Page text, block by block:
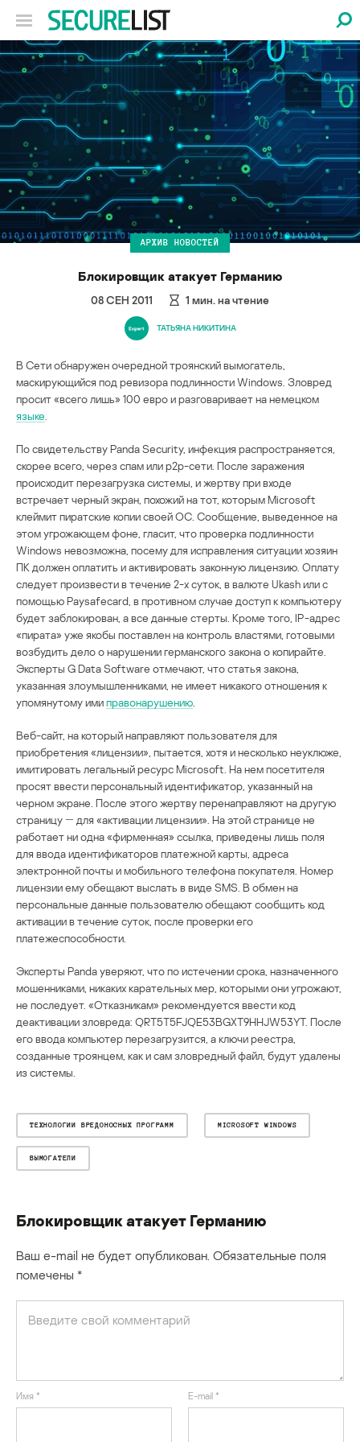
АРХИВ НОВОСТЕЙ
Блокировщик атакует Германию
08 СЕН 2011 1 мин. на чтение
ТАТЬЯНА НИКИТИНА
В Сети обнаружен очередной троянский вымогатель,
маскирующийся под ревизора подлинности Windows. Зловред
просит «всего лишь» 100 евро и разговаривает на немецком
языке
По свидетельству Panda Security, инфекция распространяется,
скорее всего, через спам или р2р-сети. После заражения
происходит перезагрузка системы, и жертву при входе
встречает черный экран, похожий на тот, которым Microsoft
клеймит пиратские копии своей ОС. Сообщение, выведенное на
этом угрожающем фоне, гласит, что проверка подлинности
Windows невозможна, посему для исправления ситуации хозяин
ПК должен оплатить и активировать законную лицензию. Оплату
следует произвести в течение 2-х суток, в валюте Ukash или с
помощью Paysafecard, в противном случае доступ к компьютеру
будет заблокирован, а все данные стерты. Кроме того, IP-адрес
«пирата» уже якобы поставлен на контроль властями, готовыми
возбудить дело о нарушении германского закона о копирайте.
Эксперты G Data Software отмечают, что статья закона,
указанная злоумышленниками, не имеет никакого отношения к
упомянутому имиправонарушению
Веб-сайт, на который направляют пользователя для
приобретения «лицензии», пытается, хотя и несколько неуклюже,
имитировать легальный ресурс Microsoft. На нем посетителя
просят ввести персональный идентификатор, указанный на
черном экране. После этого жертву перенаправляют на другую
страницу ― для «активации лицензии». На этой странице не
работает ни одна «фирменная» ссылка, приведены лишь поля
для ввода идентификаторов платежной карты, адреса
электронной почты и мобильного телефона покупателя. Номер
лицензии ему обещают выслать в виде SMS. В обмен на
персональные данные пользователю обещают сообщить код
активации в течение суток, после проверки его
платежеспособности.
Эксперты Panda уверяют, что по истечении срока, назначенного
мошенниками, никаких карательных мер, которыми они угрожают,
не последует. «Отказникам» рекомендуется ввести код
деактивации зловреда: QRT5T5FJQE53BGXT9HHJW53YT. После
его ввода компьютер перезагрузится, а ключи реестра,
созданные троянцем, как и сам зловредный файл, будут удалены
из системы.
ТЕХНОЛОГИИ ВРЕДОНОСНЫХ ПРОГРАММ MICROSOFT WINDOWS
ВЫМОГАТЕЛИ
Блокировщик атакует Германию
Ваш e-mail не будет опубликован. Обязательные поля
помечены *
Имя * E-mail *